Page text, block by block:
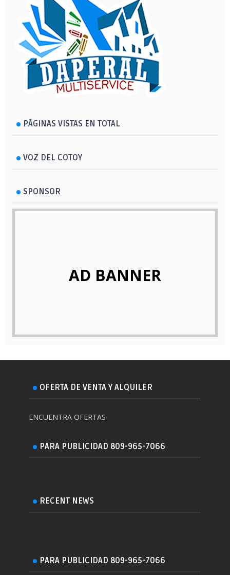
PÁGINAS VISTAS EN TOTAL
VOZ DEL COTOY
SPONSOR
AD BANNER
OFERTA DE VENTA Y ALQUILER
ENCUENTRA OFERTAS
PARA PUBLICIDAD 809-965-7066
RECENT NEWS
PARA PUBLICIDAD 809-965-7066